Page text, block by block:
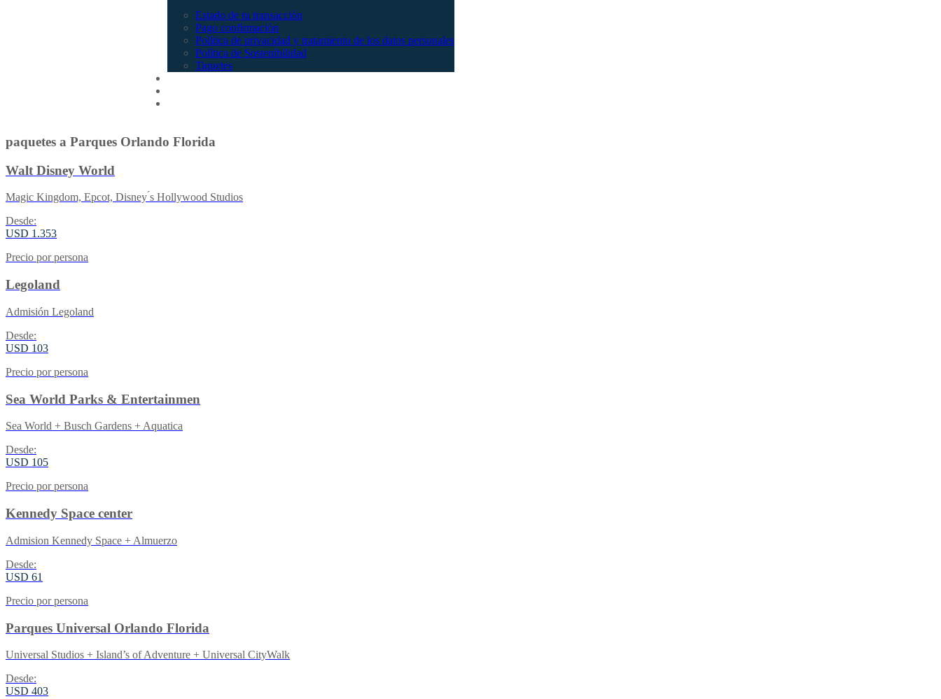
Estado de tu transacción
Pago confirmación
Política de privacidad y tratamiento de los datos personales
Política de Sostenibilidad
Tiquetes
paquetes a Parques Orlando Florida
Walt Disney World
Magic Kingdom, Epcot, Disney ́s Hollywood Studios
Desde:
USD 1.353
Precio por persona
Legoland
Admisión Legoland
Desde:
USD 103
Precio por persona
Sea World Parks & Entertainmen
Sea World + Busch Gardens + Aquatica
Desde:
USD 105
Precio por persona
Kennedy Space center
Admision Kennedy Space + Almuerzo
Desde:
USD 61
Precio por persona
Parques Universal Orlando Florida
Universal Studios + Island’s of Adventure + Universal CityWalk
Desde:
USD 403